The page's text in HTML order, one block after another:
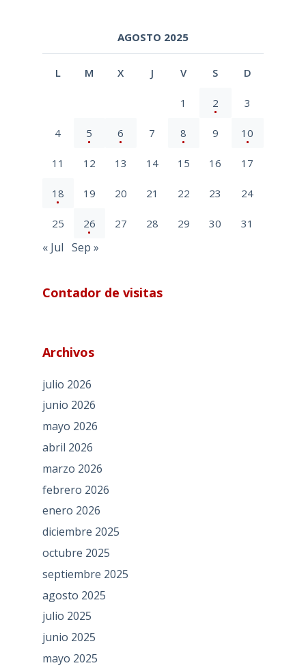
AGOSTO 2025
L M X J V S D
1 2 3
4 5 6 7 8 9 10
11 12 13 14 15 16 17
18 19 20 21 22 23 24
25 26 27 28 29 30 31
« Jul Sep »
Contador de visitas
Archivos
julio 2026
junio 2026
mayo 2026
abril 2026
marzo 2026
febrero 2026
enero 2026
diciembre 2025
octubre 2025
septiembre 2025
agosto 2025
julio 2025
junio 2025
mayo 2025